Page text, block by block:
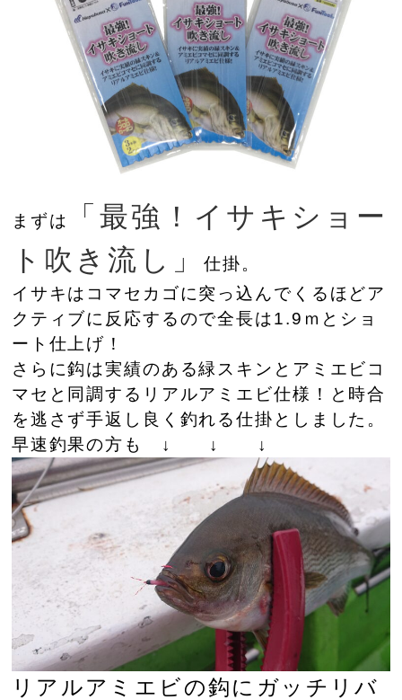
まずは
「最強！イサキショー
ト吹き流し」
仕掛。
イサキはコマセカゴに突っ込んでくるほどア
クティブに反応するので全長は1.9ｍとショ
ート仕上げ！
さらに鈎は実績のある緑スキンとアミエビコ
マセと同調するリアルアミエビ仕様！と時合
を逃さず手返し良く釣れる仕掛としました。
早速釣果の方も ↓ ↓ ↓
リアルアミエビの鈎に ガッチリバ